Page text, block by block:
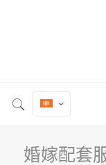
婚嫁配套